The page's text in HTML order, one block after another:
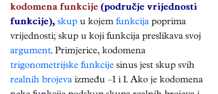
kodomena funkcije (područje vrijednosti
funkcije), skup u kojem funkcija poprima
vrijednosti; skup u koji funkcija preslikava svoj
argument. Primjerice, kodomena
trigonometrijske funkcije sinus jest skup svih
realnih brojeva između –1 i 1. Ako je kodomena